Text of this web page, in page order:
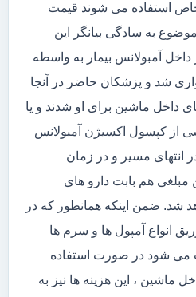
استفاده می شوند قیمت
موضوع به سادگی بیانگر این
آمبولانس بیمار به واسطه
شد و پزشکان حاضر در آنجا
داخل ماشین برای او شدند و یا
از کپسول اکسیژن آمبولانس
انتهای مسیر و در زمان
مبلغی هم بابت دارو های
شد. ضمن اینکه همانطور که در
انواع آمپول ها و سرم ها
می شود در صورت استفاده
ماشین ، این هزینه ها نیز به